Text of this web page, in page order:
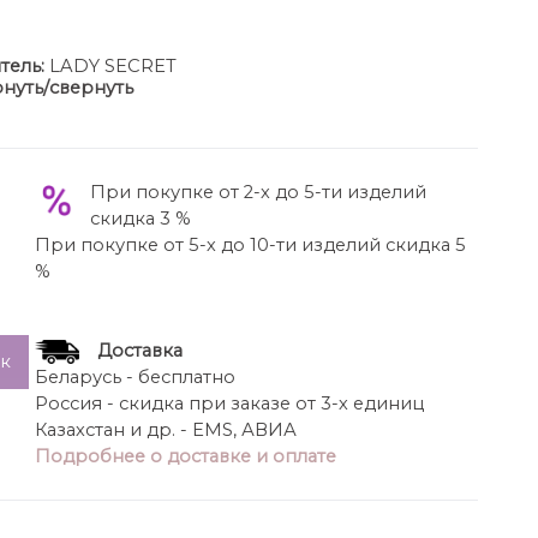
LADY SECRET
в себе элегантность и уют основой
образного силуэта из плотного атласа
силуэт благородным матовым блеском.
мягкий контраст фактур добавляет
и расслабленным
53см
от горл-73см
свернуть
При покупке от 2-х до 5-ти изделий
скидка 3 %
При покупке от 5-х до 10-ти изделий скидка 5
%
Доставка
Беларусь - бесплатно
Россия - скидка при заказе от 3-х единиц
Казахстан и др. - EMS, АВИА
Подробнее о доставке и оплате